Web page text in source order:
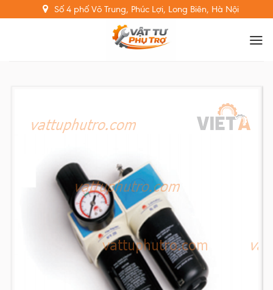
to
Số 4 phố Võ Trung, Phúc Lợi, Long Biên, Hà Nội